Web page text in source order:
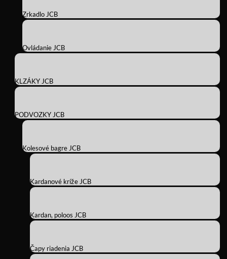
Zrkadlo JCB
Ovládanie JCB
KLZÁKY JCB
PODVOZKY JCB
Kolesové bagre JCB
Kardanové kríže JCB
Kardan, poloos JCB
Čapy riadenia JCB